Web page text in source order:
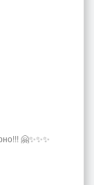
🤗✨✨✨